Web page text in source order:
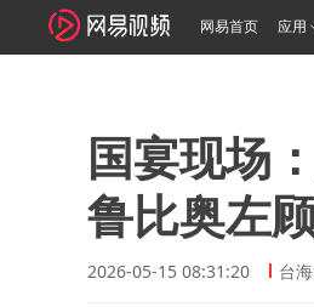
网易首页 应用
国宴现场
鲁比奥左
2026-05-15 08:31:20 台